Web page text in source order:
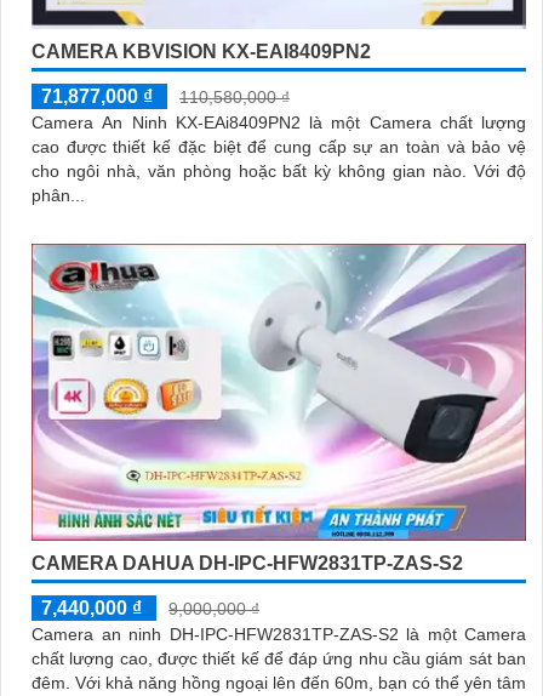
CAMERA KBVISION KX-EAI8409PN2
71,877,000 ₫
110,580,000 ₫
Camera An Ninh KX-EAi8409PN2 là một Camera chất lượng
cao được thiết kế đặc biệt để cung cấp sự an toàn và bảo vệ
cho ngôi nhà, văn phòng hoặc bất kỳ không gian nào. Với độ
phân...
CAMERA DAHUA DH-IPC-HFW2831TP-ZAS-S2
7,440,000 ₫
9,000,000 ₫
Camera an ninh DH-IPC-HFW2831TP-ZAS-S2 là một Camera
chất lượng cao, được thiết kế để đáp ứng nhu cầu giám sát ban
đêm. Với khả năng hồng ngoại lên đến 60m, bạn có thể yên tâm